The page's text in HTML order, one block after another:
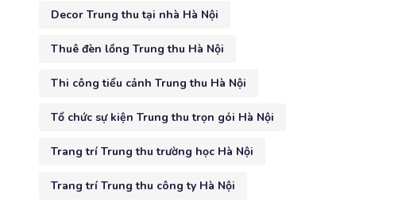
Decor Trung thu tại nhà Hà Nội
Thuê đèn lồng Trung thu Hà Nội
Thi công tiểu cảnh Trung thu Hà Nội
Tổ chức sự kiện Trung thu trọn gói Hà Nội
Trang trí Trung thu trường học Hà Nội
Trang trí Trung thu công ty Hà Nội